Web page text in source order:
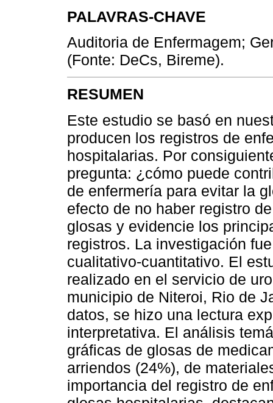
PALAVRAS-CHAVE
Auditoria de Enfermagem;
(Fonte: DeCs, Bireme).
RESUMEN
Este estudio se basó en
producen los registros de
hospitalarias. Por
pregunta: ¿cómo puede
de enfermería para evitar la
efecto de no haber registro
glosas y evidencie los
registros. La investigación
cualitativo-cuantitativo. El
realizado en el servicio de
municipio de Niteroi, Rio de
datos, se hizo una lectura
interpretativa. El análisis
gráficas de glosas de
arriendos (24%), de
importancia del registro de